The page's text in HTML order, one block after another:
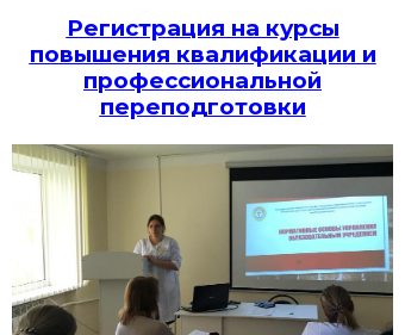
Регистрация на курсы
повышения квалификации и
профессиональной
переподготовки